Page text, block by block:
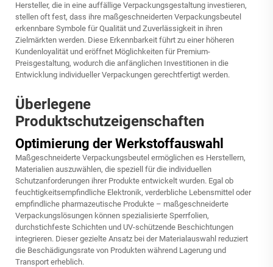
Hersteller, die in eine auffällige Verpackungsgestaltung investieren,
stellen oft fest, dass ihre maßgeschneiderten Verpackungsbeutel
erkennbare Symbole für Qualität und Zuverlässigkeit in ihren
Zielmärkten werden. Diese Erkennbarkeit führt zu einer höheren
Kundenloyalität und eröffnet Möglichkeiten für Premium-
Preisgestaltung, wodurch die anfänglichen Investitionen in die
Entwicklung individueller Verpackungen gerechtfertigt werden.
Überlegene
Produktschutzeigenschaften
Optimierung der Werkstoffauswahl
Maßgeschneiderte Verpackungsbeutel ermöglichen es Herstellern,
Materialien auszuwählen, die speziell für die individuellen
Schutzanforderungen ihrer Produkte entwickelt wurden. Egal ob
feuchtigkeitsempfindliche Elektronik, verderbliche Lebensmittel oder
empfindliche pharmazeutische Produkte – maßgeschneiderte
Verpackungslösungen können spezialisierte Sperrfolien,
durchstichfeste Schichten und UV-schützende Beschichtungen
integrieren. Dieser gezielte Ansatz bei der Materialauswahl reduziert
die Beschädigungsrate von Produkten während Lagerung und
Transport erheblich.